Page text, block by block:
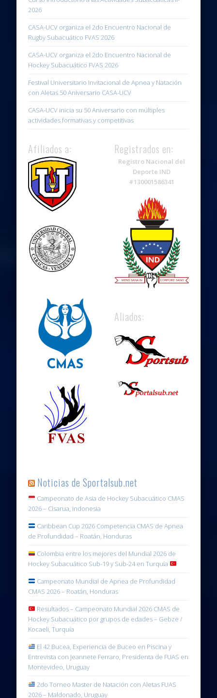
2026
CASA-UCV organiza el 2do Encuentro Nacional de
Rugby Subacuático FVAS 2026
CASA-UCV organiza el 2do Encuentro Nacional de
Hockey Subacuático FVAS 2026
Festival Universitario Invitacional de Apnea y Natación
con Aletas 50 Aniversario CASA-UCV
CASA-UCV inicia su 50 Aniversario con múltiples
actividades formativas y competitivas
Afiliados a: Registrados en:
Registro Nacional del
Deporte IND
#130001586341
Aliados:
Noticias de Sportalsub.net
Campeonato de Asia de Hockey Subacuático CMAS
2026 – Cisarua, Indonesia
Caribbean Cup 2026 Competencia CMAS de Apnea
de Profundidad – Roatán, Honduras
Colombia entre los mejores del Mundial 2026 de
Hockey Subacuático Sub-19 y Sub-24 en Turquía
Campeonato Mundial de Apnea de Profundidad
CMAS 2026 – Roatán, Honduras
Resultados – Campeonato Mundial 2026 CMAS de
Hockey Subacuático por grupos de edades – Gebze /
Kocaeli, Turquía
El 42 Bucea, Experiencia de Buceo en Piscina y
Entrevista con Jeannete Ferraro, Presidenta de FUAS en
Montevideo, Uruguay
2do Torneo Master de Natación con Aletas FUAS
2026 – Maldonado, Uruguay